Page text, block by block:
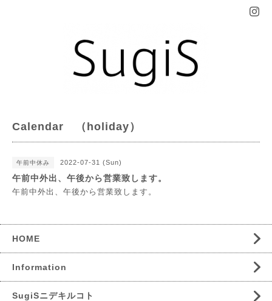
Calendar （holiday）
午前中休み 2022-07-31 (Sun)
午前中外出、午後から営業致します。
午前中外出、午後から営業致します。
HOME
Information
SugiSニデキルコト